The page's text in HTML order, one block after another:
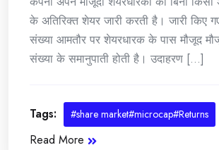
के अतिरिक्त शेयर जारी करती है। जारी किए
संख्या आमतौर पर शेयरधारक के पास मौजूद
संख्या के समानुपाती होती है। उदाहरण [...]
Tags: #share market#microcap#Returns
Read More